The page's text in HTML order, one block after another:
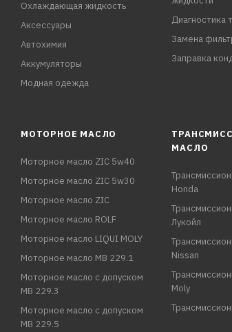
Охлаждающая жидкость
Аксессуары
Автохимия
Аккумуляторы
Модная одежда
Диагностика
Замена
Заправка
МОТОРНОЕ МАСЛО
Моторное масло ZIC 5w40
Моторное масло ZIC 5w30
Моторное масло ZIC
Моторное масло ROLF
Моторное масло LIQUI MOLY
Моторное масло MB 229.1
Моторное масло с допуском
MB 229.3
Моторное масло с допуском
MB 229.5
МАСЛО
Honda
Лукойл
Nissan
Moly